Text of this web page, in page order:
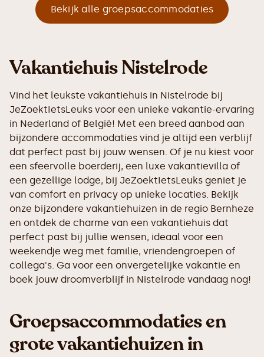
Bekijk alle groepsaccommodaties
Vakantiehuis Nistelrode
Vind het leukste vakantiehuis in Nistelrode bij
JeZoektIetsLeuks voor een unieke vakantie-ervaring
in Nederland of België! Met een breed aanbod aan
bijzondere accommodaties vind je altijd een verblijf
dat perfect past bij jouw wensen. Of je nu kiest voor
een sfeervolle boerderij, een luxe vakantievilla of
een gezellige lodge, bij JeZoektIetsLeuks geniet je
van comfort en privacy op unieke locaties. Bekijk
onze bijzondere vakantiehuizen in de regio Bernheze
en ontdek de charme van een vakantiehuis dat
perfect past bij jullie wensen, ideaal voor een
weekendje weg met familie, vriendengroepen of
collega's. Ga voor een onvergetelijke vakantie en
boek jouw droomverblijf in Nistelrode vandaag nog!
Groepsaccommodaties en
grote vakantiehuizen in